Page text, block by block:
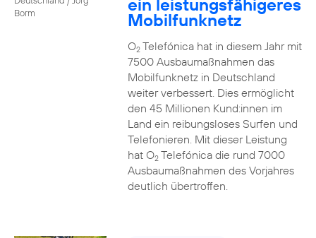
Borm
ein leistungsfähigeres
Mobilfunknetz
O2Telefónica hat in diesem Jahr mit
7500 Ausbaumaßnahmen das
Mobilfunknetz in Deutschland
weiter verbessert. Dies ermöglicht
den 45 Millionen Kund:innen im
Land ein reibungsloses Surfen und
Telefonieren. Mit dieser Leistung
hat O2Telefónica die rund 7000
Ausbaumaßnahmen des Vorjahres
deutlich übertroffen.